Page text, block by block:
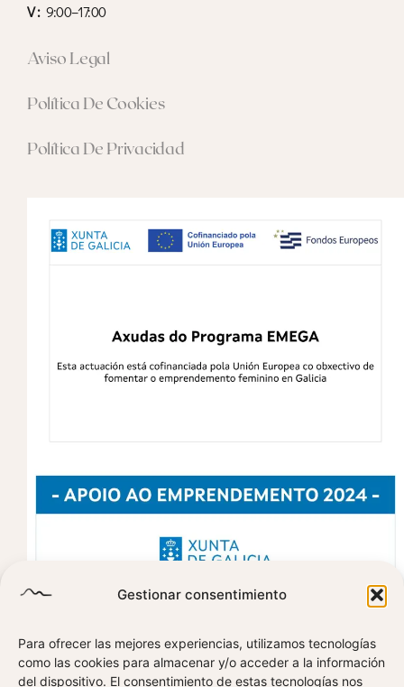
Gestionar consentimiento
Para ofrecer las mejores experiencias, utilizamos tecnologías
como las cookies para almacenar y/o acceder a la información
del dispositivo. El consentimiento de estas tecnologías nos
V :9:00–17:00
Aviso Legal
Política De Cookies
Política De Privacidad